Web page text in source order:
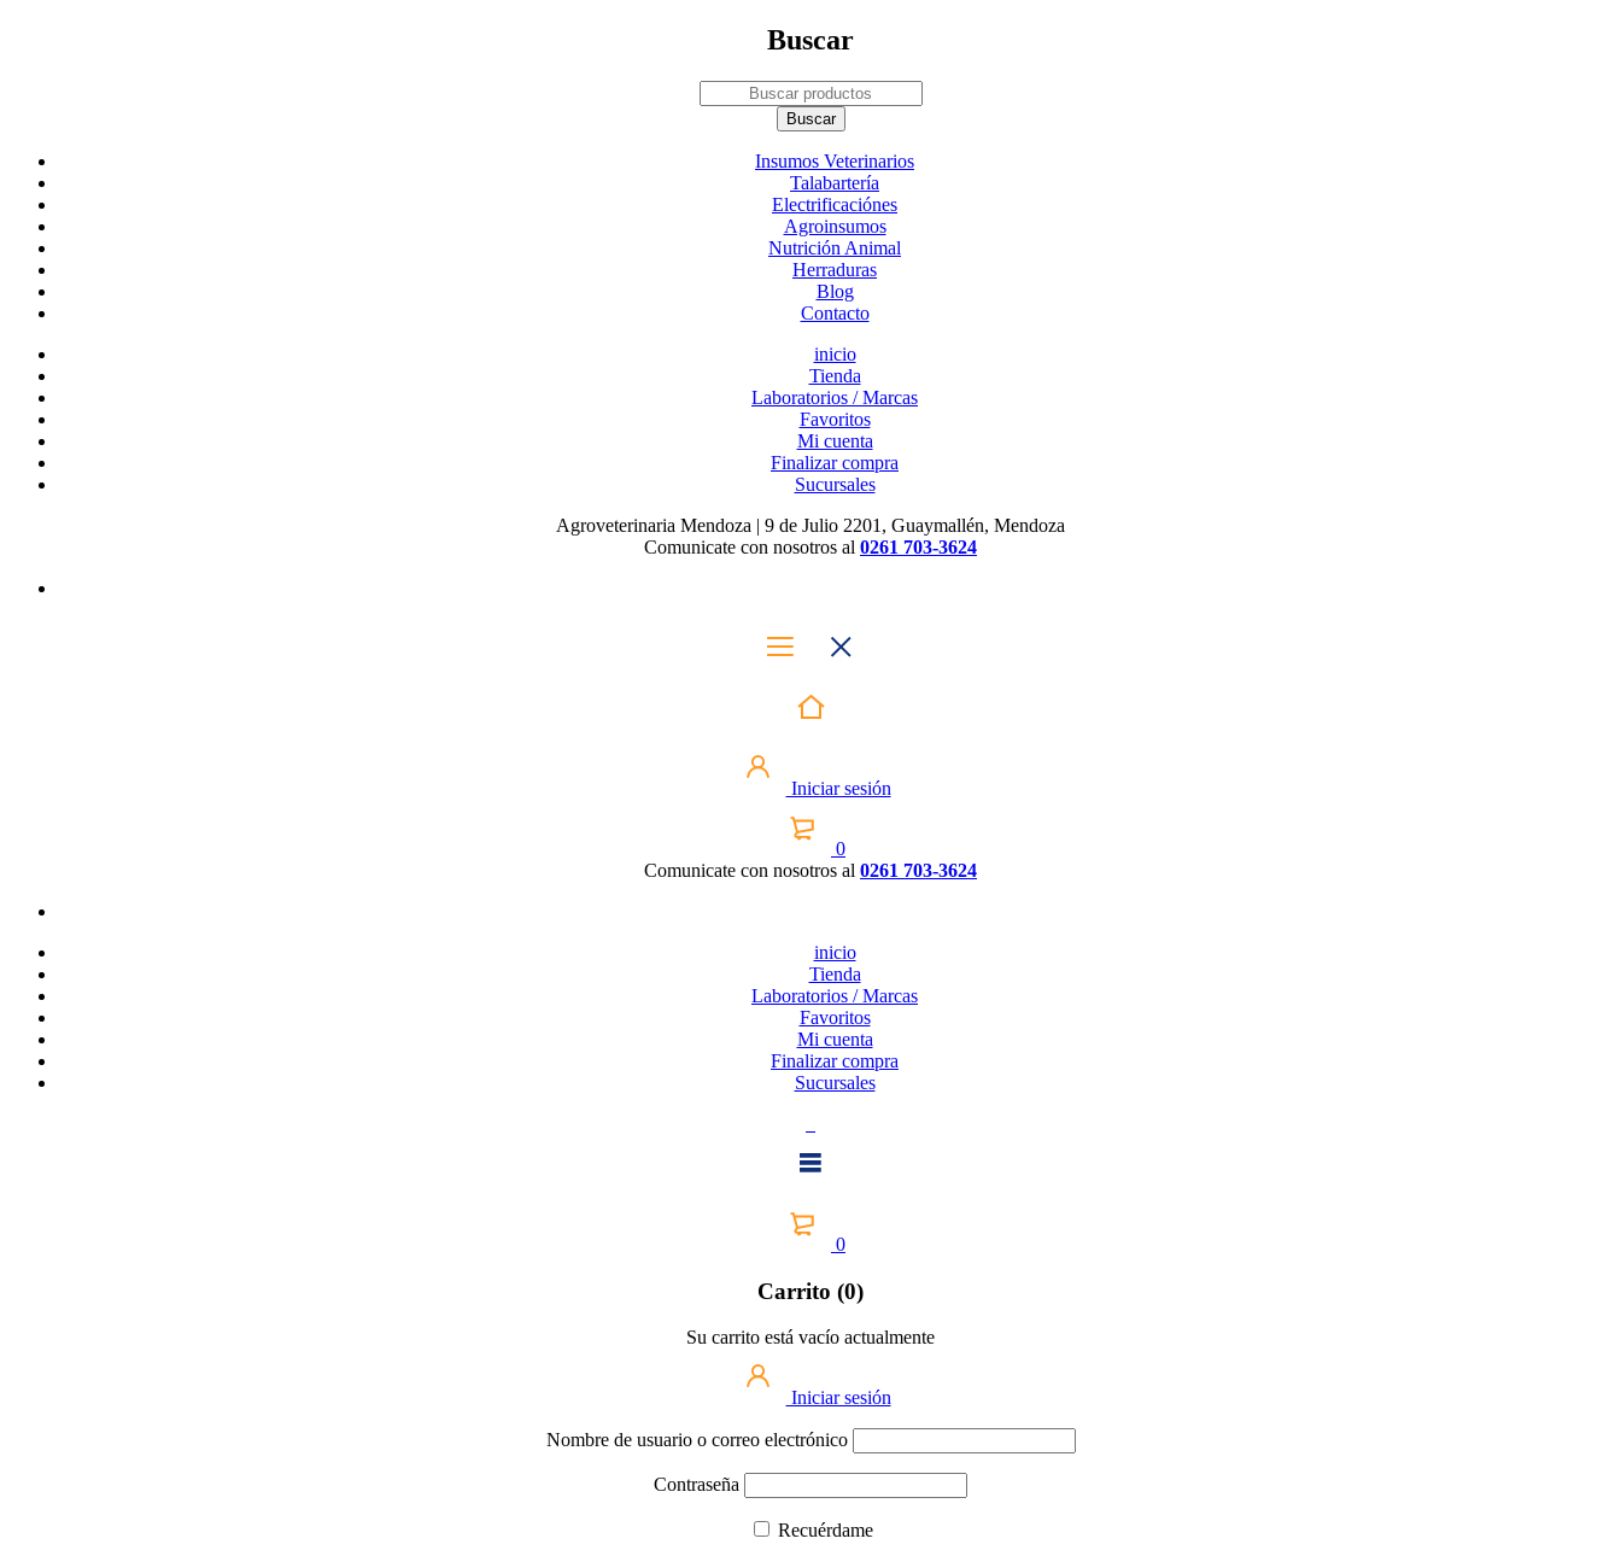
Buscar
Insumos Veterinarios
Talabartería
Electrificaciónes
Agroinsumos
Nutrición Animal
Herraduras
Blog
Contacto
inicio
Tienda
Laboratorios / Marcas
Favoritos
Mi cuenta
Finalizar compra
Sucursales
Agroveterinaria Mendoza | 9 de Julio 2201, Guaymallén, Mendoza
Comunicate con nosotros al 0261 703-3624
Iniciar sesión
0
Comunicate con nosotros al 0261 703-3624
inicio
Tienda
Laboratorios / Marcas
Favoritos
Mi cuenta
Finalizar compra
Sucursales
0
Carrito (0)
Su carrito está vacío actualmente
Iniciar sesión
Nombre de usuario o correo electrónico
Contraseña
Recuérdame